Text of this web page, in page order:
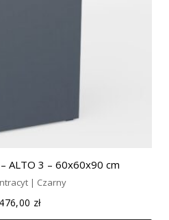
ALTO 3 – 60x60x90 cm
| Czarny
zł